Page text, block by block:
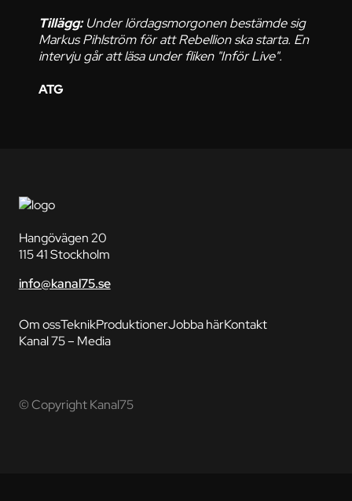
Tillägg:Under lördagsmorgonen bestämde sig
Markus Pihlström för att Rebellion ska starta. En
intervju går att läsa under fliken "Inför Live".
ATG
Hangövägen 20
115 41 Stockholm
info@kanal75.se
Om ossTeknikProduktionerJobba härKontakt
Kanal 75 – Media
© Copyright Kanal75